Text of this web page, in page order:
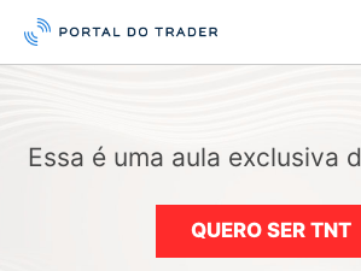
Essa é uma aula exclusiva
QUERO SER TNT